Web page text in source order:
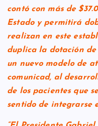
contó con más de
Estado y permitirá
realizan en este
duplica la dotación
un nuevo modelo de
comunicad, al
de los pacientes que
sentido de integrarse